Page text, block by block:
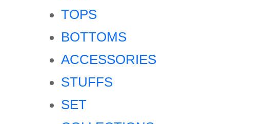
TOPS
BOTTOMS
ACCESSORIES
STUFFS
SET